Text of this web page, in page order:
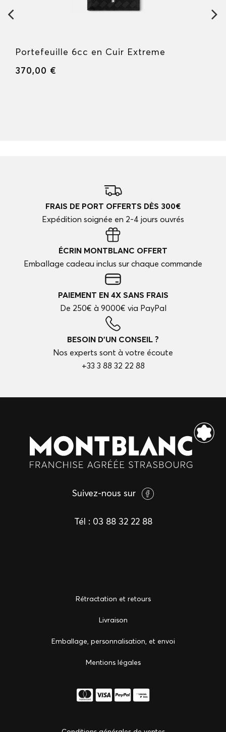
Portefeuille 6cc en Cuir Extreme
370,00 €
FRAIS DE PORT OFFERTS DÈS 300€
Expédition soignée en 2-4 jours ouvrés
ÉCRIN MONTBLANC OFFERT
Emballage cadeau inclus sur chaque commande
PAIEMENT EN 4X SANS FRAIS
De 250€ à 9000€ via PayPal
BESOIN D'UN CONSEIL ?
Nos experts sont à votre écoute
+33 3 88 32 22 88
Suivez-nous sur
Tél : 03 88 32 22 88
Rétractation et retours
Livraison
Emballage, personnalisation, et envoi
Mentions légales